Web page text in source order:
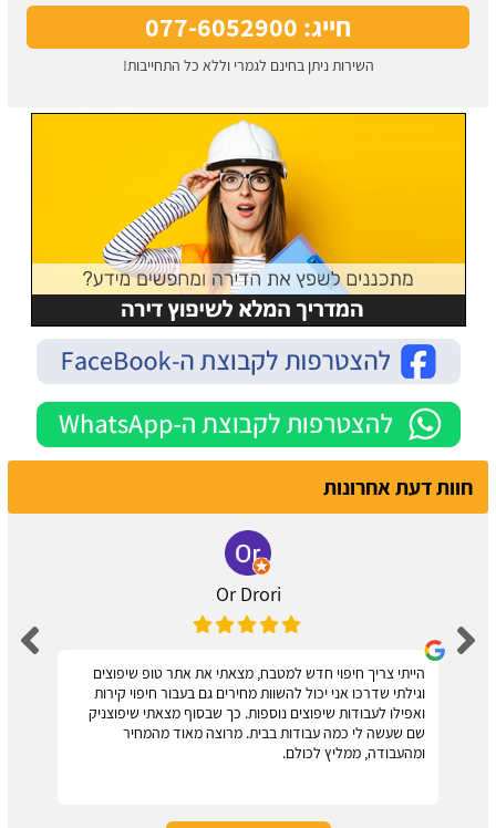
חייג: 077-6052900
השירות ניתן בחינם לגמרי וללא כל התחייבות!
חוות דעת אחרונות
Or Drori
הייתי צריך חיפוי חדש למטבח, מצאתי את אתר טופ שיפוצים
וגילתי שדרכו אני יכול להשוות מחירים גם בעבור חיפוי קירות
ואפילו לעבודות שיפוצים נוספות. כך שבסוף מצאתי שיפוצניק
שם שעשה לי כמה עבודות בבית. מרוצה מאוד מהמחיר
ומהעבודה, ממליץ לכולם.